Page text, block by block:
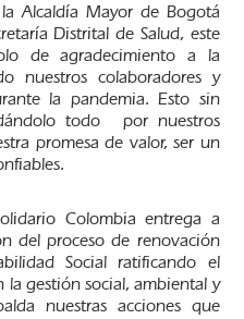
Alcaldía Mayor de Bogotá
Distrital de Salud, este
de agradecimiento a la
nuestros colaboradores y
la pandemia. Esto sin
todo por nuestros
promesa de valor, ser un
Colombia entrega a
del proceso de renovación
Social ratificando el
gestión social, ambiental y
nuestras acciones que